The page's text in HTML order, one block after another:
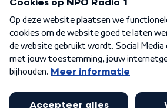
Algemene voorwaarden Privacybeleid